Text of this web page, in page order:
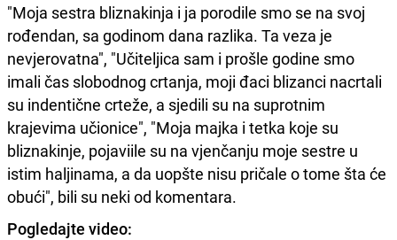
"Moja sestra bliznakinja i ja porodile smo se na svoj
rođendan, sa godinom dana razlika. Ta veza je
nevjerovatna", "Učiteljica sam i prošle godine smo
imali čas slobodnog crtanja, moji đaci blizanci nacrtali
su indentične crteže, a sjedili su na suprotnim
krajevima učionice", "Moja majka i tetka koje su
bliznakinje, pojaviile su na vjenčanju moje sestre u
istim haljinama, a da uopšte nisu pričale o tome šta će
obući", bili su neki od komentara.
Pogledajte video: